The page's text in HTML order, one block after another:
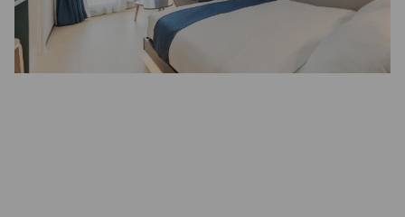
험 조건을 함께 확인해야 합니다.
제주렌트카 보험까지 비교해야 진짜 가격비교입
니다